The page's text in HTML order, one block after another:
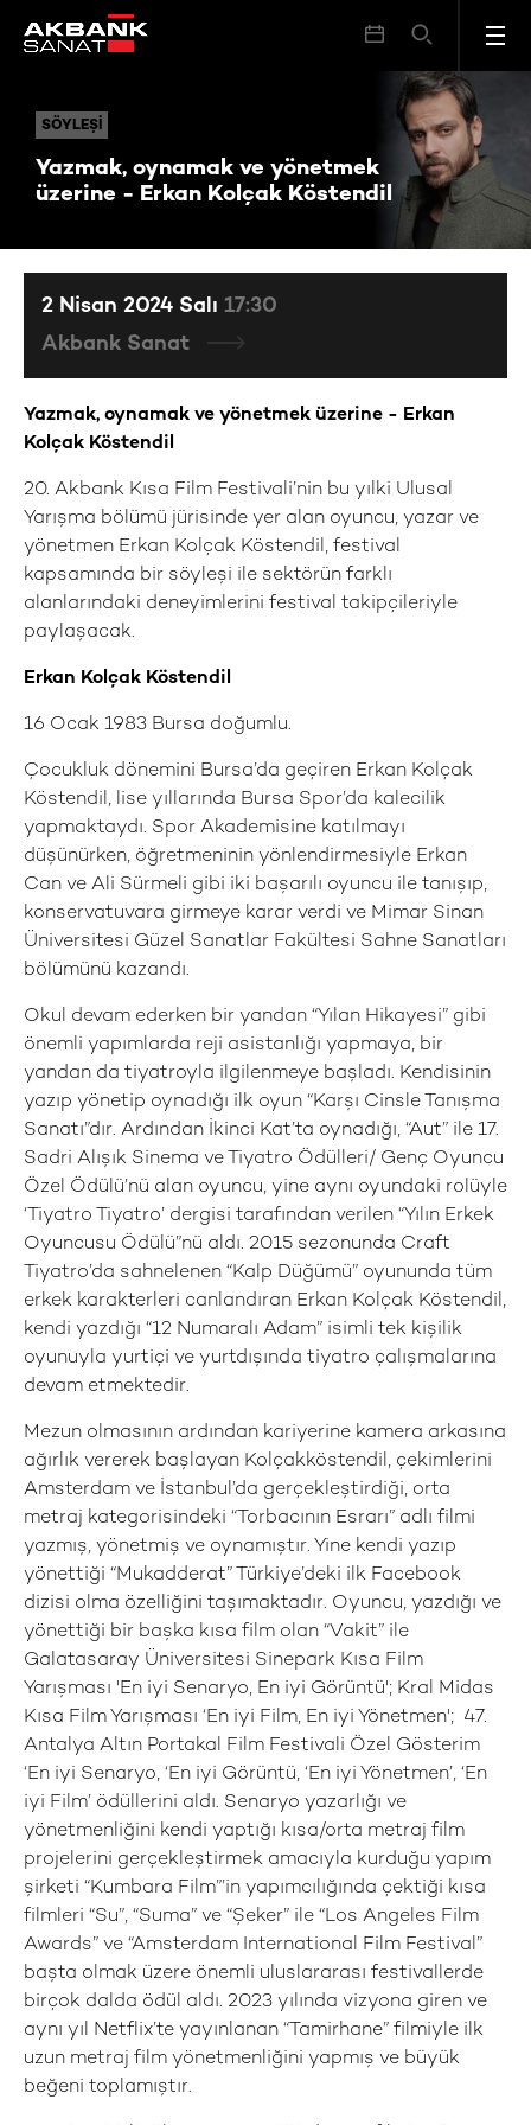
SÖYLEŞI
Yazmak, oynamak ve yönetmek
üzerine - Erkan Kolçak Köstendil
SÖYLEŞI Yazmak, oynamak ve yönetmek üzerine - Erkan Kolçak Köstendil
Yazmak, oynamak ve yönetmek üzerine - Erkan
Kolçak Köstendil
20. Akbank Kısa Film Festivali’nin bu yılki Ulusal
Yarışma bölümü jürisinde yer alan oyuncu, yazar ve
yönetmen Erkan Kolçak Köstendil, festival
kapsamında bir söyleşi ile sektörün farklı
alanlarındaki deneyimlerini festival takipçileriyle
paylaşacak.
Erkan Kolçak Köstendil
16 Ocak 1983 Bursa doğumlu.
Çocukluk dönemini Bursa’da geçiren Erkan Kolçak
Köstendil, lise yıllarında Bursa Spor’da kalecilik
yapmaktaydı. Spor Akademisine katılmayı
düşünürken, öğretmeninin yönlendirmesiyle Erkan
Can ve Ali Sürmeli gibi iki başarılı oyuncu ile tanışıp,
konservatuvara girmeye karar verdi ve Mimar Sinan
Üniversitesi Güzel Sanatlar Fakültesi Sahne Sanatları
bölümünü kazandı.
Okul devam ederken bir yandan “Yılan Hikayesi” gibi
önemli yapımlarda reji asistanlığı yapmaya, bir
yandan da tiyatroyla ilgilenmeye başladı. Kendisinin
yazıp yönetip oynadığı ilk oyun “Karşı Cinsle Tanışma
Sanatı”dır. Ardından İkinci Kat’ta oynadığı, “Aut” ile 17.
Sadri Alışık Sinema ve Tiyatro Ödülleri/ Genç Oyuncu
Özel Ödülü’nü alan oyuncu, yine aynı oyundaki rolüyle
‘Tiyatro Tiyatro’ dergisi tarafından verilen “Yılın Erkek
Oyuncusu Ödülü”nü aldı. 2015 sezonunda Craft
Tiyatro’da sahnelenen “Kalp Düğümü” oyununda tüm
erkek karakterleri canlandıran Erkan Kolçak Köstendil,
kendi yazdığı “12 Numaralı Adam” isimli tek kişilik
oyunuyla yurtiçi ve yurtdışında tiyatro çalışmalarına
devam etmektedir.
Mezun olmasının ardından kariyerine kamera arkasına
ağırlık vererek başlayan Kolçakköstendil, çekimlerini
Amsterdam ve İstanbul’da gerçekleştirdiği, orta
metraj kategorisindeki “Torbacının Esrarı” adlı filmi
yazmış, yönetmiş ve oynamıştır. Yine kendi yazıp
yönettiği “Mukadderat” Türkiye’deki ilk Facebook
dizisi olma özelliğini taşımaktadır. Oyuncu, yazdığı ve
yönettiği bir başka kısa film olan “Vakit” ile
Galatasaray Üniversitesi Sinepark Kısa Film
Yarışması 'En iyi Senaryo, En iyi Görüntü'; Kral Midas
Kısa Film Yarışması ‘En iyi Film, En iyi Yönetmen'; 47.
Antalya Altın Portakal Film Festivali Özel Gösterim
‘En iyi Senaryo, ‘En iyi Görüntü, ‘En iyi Yönetmen’, ‘En
iyi Film’ ödüllerini aldı. Senaryo yazarlığı ve
yönetmenliğini kendi yaptığı kısa/orta metraj film
projelerini gerçekleştirmek amacıyla kurduğu yapım
şirketi “Kumbara Film”’in yapımcılığında çektiği kısa
filmleri “Su”, “Suma” ve “Şeker” ile “Los Angeles Film
Awards” ve “Amsterdam International Film Festival”
başta olmak üzere önemli uluslararası festivallerde
birçok dalda ödül aldı. 2023 yılında vizyona giren ve
aynı yıl Netflix’te yayınlanan “Tamirhane” filmiyle ilk
uzun metraj film yönetmenliğini yapmış ve büyük
beğeni toplamıştır.
2 Nisan 2024 Salı 17:30
Akbank Sanat